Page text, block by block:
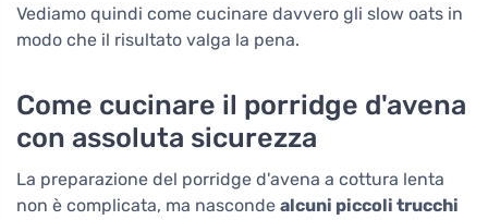
Vediamo quindi come cucinare davvero gli slow oats in
modo che il risultato valga la pena.
Come cucinare il porridge d'avena
con assoluta sicurezza
La preparazione del porridge d'avena a cottura lenta
non è complicata, ma nasconde alcuni piccoli trucchi